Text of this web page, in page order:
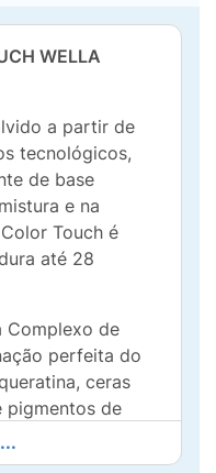
WELLA
a partir de
tecnológicos,
de base
e na
Touch é
até 28
Complexo de
perfeita do
ceras
pigmentos de
intenso
máxima de